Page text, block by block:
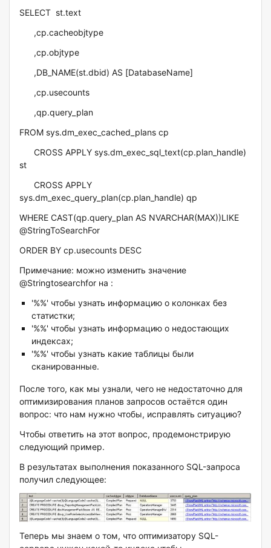
SELECT st.text
,cp.cacheobjtype
,cp.objtype
,DB_NAME(st.dbid) AS [DatabaseName]
,cp.usecounts
,qp.query_plan
FROM sys.dm_exec_cached_plans cp
CROSS APPLY sys.dm_exec_sql_text(cp.plan_handle)
st
CROSS APPLY
sys.dm_exec_query_plan(cp.plan_handle) qp
WHERE CAST(qp.query_plan AS NVARCHAR(MAX))LIKE
@StringToSearchFor
ORDER BY cp.usecounts DESC
Примечание: можно изменить значение
@Stringtosearchfor на :
'%%' чтобы узнать информацию о колонках без
статистки;
'%%' чтобы узнать информацию о недостающих
индексах;
'%%' чтобы узнать какие таблицы были
сканированные.
После того, как мы узнали, чего не недостаточно для
оптимизирования планов запросов остаётся один
вопрос: что нам нужно чтобы, исправлять ситуацию?
Чтобы ответить на этот вопрос, продемонстрирую
следующий пример.
В результатах выполнения показанного SQL-запроса
получил следующее:
Теперь мы знаем о том, что оптимизатору SQL-